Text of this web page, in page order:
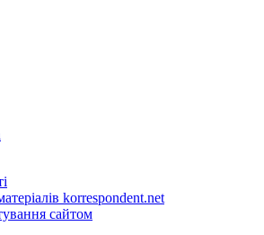
korrespondent.net
сайтом